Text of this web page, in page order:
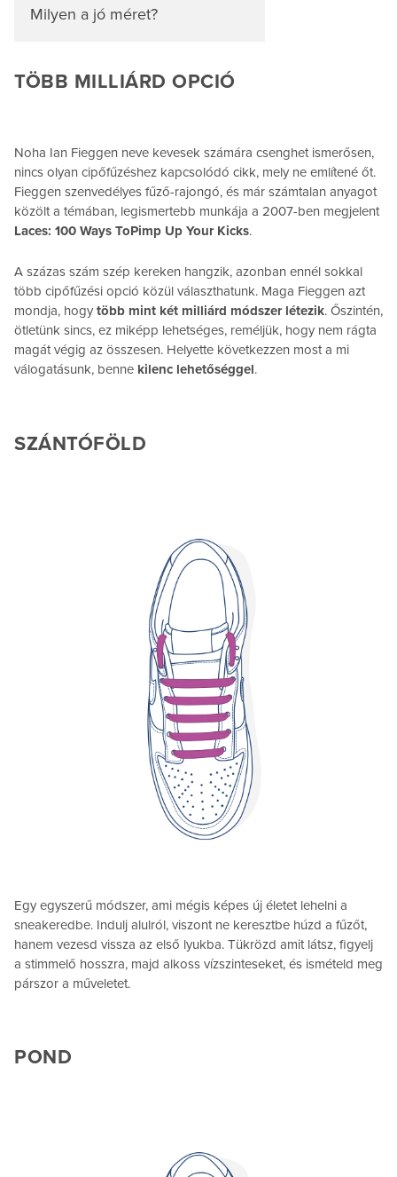
Milyen a jó méret?
TÖBB MILLIÁRD OPCIÓ
Noha Ian Fieggen neve kevesek számára csenghet ismerősen,
nincs olyan cipőfűzéshez kapcsolódó cikk, mely ne említené őt.
Fieggen szenvedélyes fűző-rajongó, és már számtalan anyagot
közölt a témában, legismertebb munkája a 2007-ben megjelent
Laces: 100 Ways ToPimp Up Your Kicks.
A százas szám szép kereken hangzik, azonban ennél sokkal
több cipőfűzési opció közül választhatunk. Maga Fieggen azt
mondja, hogy több mint két milliárd módszer létezik. Őszintén,
ötletünk sincs, ez miképp lehetséges, reméljük, hogy nem rágta
magát végig az összesen. Helyette következzen most a mi
válogatásunk, benne kilenc lehetőséggel.
SZÁNTÓFÖLD
Egy egyszerű módszer, ami mégis képes új életet lehelni a
sneakeredbe. Indulj alulról, viszont ne keresztbe húzd a fűzőt,
hanem vezesd vissza az első lyukba. Tükrözd amit látsz, figyelj
a stimmelő hosszra, majd alkoss vízszinteseket, és ismételd meg
párszor a műveletet.
POND